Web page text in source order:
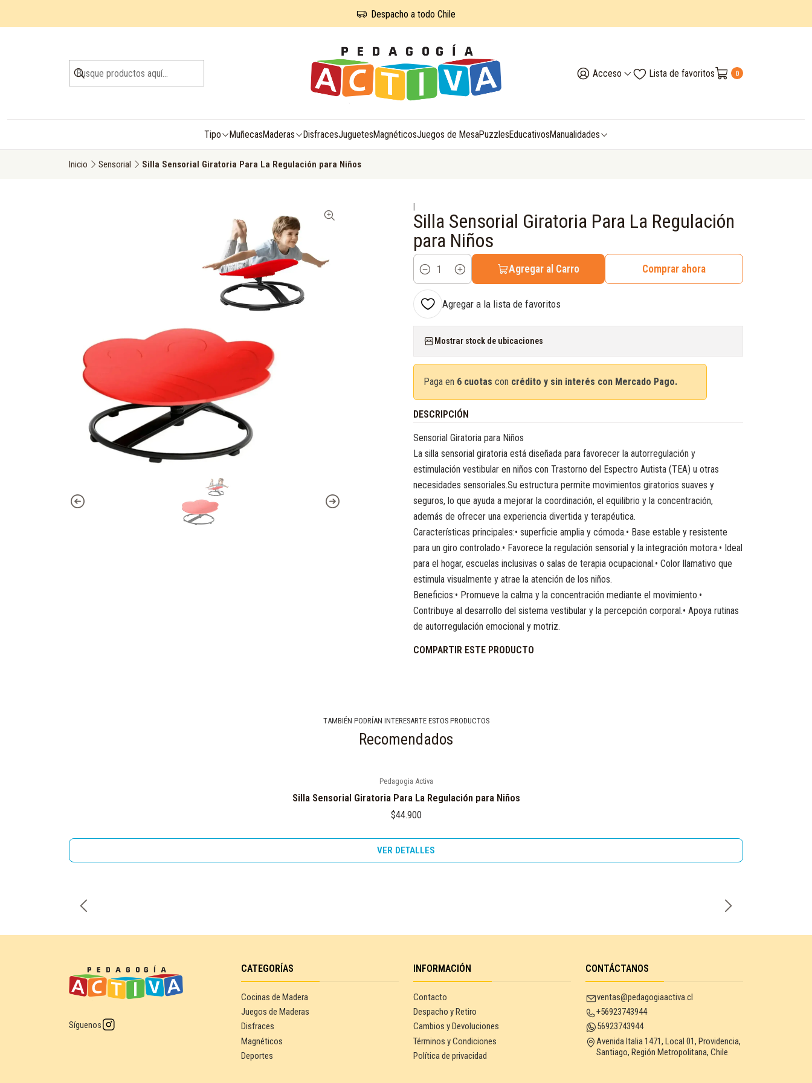
Acceso Lista de favoritos 0
Tipo MuñecasMaderas DisfracesJuguetesMagnéticosJuegos de MesaPuzzlesEducativosManualidades
Despacho a todo Chile
Inicio Sensorial Silla Sensorial Giratoria Para La Regulación para Niños
Silla Sensorial Giratoria Para La Regulación
para Niños
Cantidad
Agregar al Carro Comprar ahora
Agregar a la lista de favoritos
Mostrar stock de ubicaciones
Paga en 6 cuotas con crédito y sin interés con Mercado Pago.
DESCRIPCIÓN
Sensorial Giratoria para Niños
La silla sensorial giratoria está diseñada para favorecer la autorregulación y
estimulación vestibular en niños con Trastorno del Espectro Autista (TEA) u otras
necesidades sensoriales.Su estructura permite movimientos giratorios suaves y
seguros, lo que ayuda a mejorar la coordinación, el equilibrio y la concentración,
además de ofrecer una experiencia divertida y terapéutica.
Características principales:• superficie amplia y cómoda.• Base estable y resistente
para un giro controlado.• Favorece la regulación sensorial y la integración motora.• Ideal
para el hogar, escuelas inclusivas o salas de terapia ocupacional.• Color llamativo que
estimula visualmente y atrae la atención de los niños.
Beneficios:• Promueve la calma y la concentración mediante el movimiento.•
Contribuye al desarrollo del sistema vestibular y la percepción corporal.• Apoya rutinas
de autorregulación emocional y motriz.
COMPARTIR ESTE PRODUCTO
TAMBIÉN PODRÍAN INTERESARTE ESTOS PRODUCTOS
Recomendados
Pedagogia Activa
Silla Sensorial Giratoria Para La Regulación para Niños
$44.900
VER DETALLES
Síguenos
CATEGORÍAS
Cocinas de Madera
Juegos de Maderas
Disfraces
Magnéticos
Deportes
INFORMACIÓN
Contacto
Despacho y Retiro
Cambios y Devoluciones
Términos y Condiciones
Política de privacidad
CONTÁCTANOS
ventas@pedagogiaactiva.cl
+56923743944
56923743944
Avenida Italia 1471, Local 01, Providencia,
Santiago, Región Metropolitana, Chile